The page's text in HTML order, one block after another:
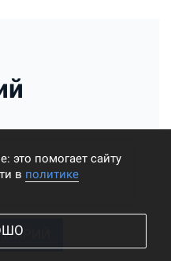
это помогает сайту
в политике